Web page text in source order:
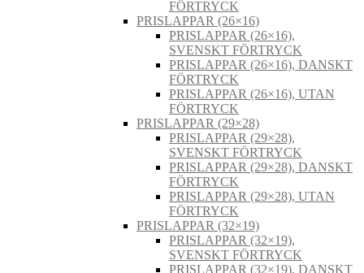
FÖRTRYCK
PRISLAPPAR (26×16)
PRISLAPPAR (26×16),
SVENSKT FÖRTRYCK
PRISLAPPAR (26×16), DANSKT
FÖRTRYCK
PRISLAPPAR (26×16), UTAN
FÖRTRYCK
PRISLAPPAR (29×28)
PRISLAPPAR (29×28),
SVENSKT FÖRTRYCK
PRISLAPPAR (29×28), DANSKT
FÖRTRYCK
PRISLAPPAR (29×28), UTAN
FÖRTRYCK
PRISLAPPAR (32×19)
PRISLAPPAR (32×19),
SVENSKT FÖRTRYCK
PRISLAPPAR (32×19), DANSKT